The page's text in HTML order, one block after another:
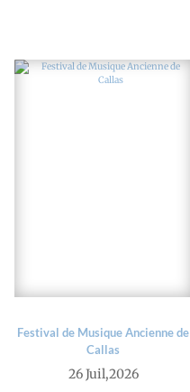
Festival de Musique Ancienne de
Callas
26 Juil,2026